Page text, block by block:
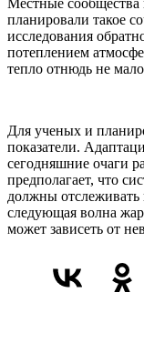
планировали такое
исследования
потеплением
тепло отнюдь не
Для ученых и
показатели.
сегодняшние очаги
предполагает, что
должны отслеживать
следующая волна
может зависеть от